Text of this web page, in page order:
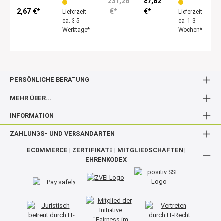
2,67 €*
Lieferzeit
ca. 3-5
Werktage*
€*
€*
Lieferzeit
ca. 1-3
Wochen*
PERSÖNLICHE BERATUNG
MEHR ÜBER...
INFORMATION
ZAHLUNGS- UND VERSANDARTEN
ECOMMERCE | ZERTIFIKATE | MITGLIEDSCHAFTEN |
EHRENKODEX